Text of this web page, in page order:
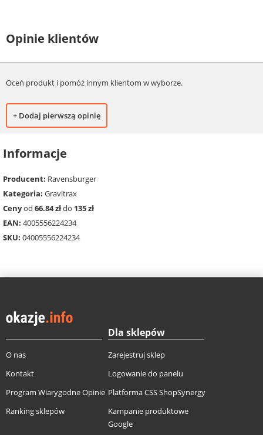
Opinie klientów
Oceń produkt i pomóż innym klientom w wyborze.
+ Dodaj pierwszą opinię
Informacje
Producent: Ravensburger
Kategoria: Gravitrax
Cenyod 66.84 złdo 135 zł
EAN: 4005556224234
SKU: 04005556224234
O nas
Kontakt
Program Wiarygodne Opinie
Ranking sklepów
Dla sklepów
Zarejestruj sklep
Logowanie do panelu
Platforma CSS ShopSynergy
Kampanie produktowe
Google